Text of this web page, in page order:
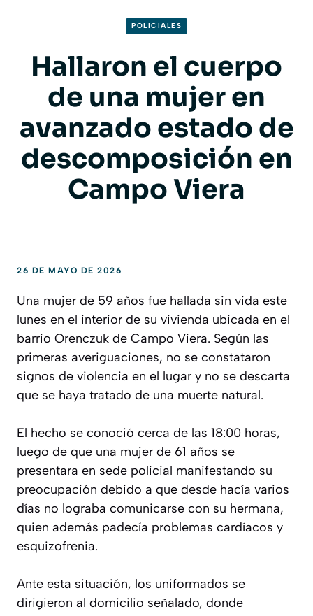
POLICIALES
Hallaron el cuerpo
de una mujer en
avanzado estado de
descomposición en
Campo Viera
26 DE MAYO DE 2026
Una mujer de 59 años fue hallada sin vida este
lunes en el interior de su vivienda ubicada en el
barrio Orenczuk de Campo Viera. Según las
primeras averiguaciones, no se constataron
signos de violencia en el lugar y no se descarta
que se haya tratado de una muerte natural.
El hecho se conoció cerca de las 18:00 horas,
luego de que una mujer de 61 años se
presentara en sede policial manifestando su
preocupación debido a que desde hacía varios
días no lograba comunicarse con su hermana,
quien además padecía problemas cardíacos y
esquizofrenia.
Ante esta situación, los uniformados se
dirigieron al domicilio señalado, donde